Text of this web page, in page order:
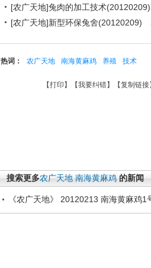
[农广天地]兔肉的加工技术(20120209)
[农广天地]新型环保兔舍(20120209)
热词： 农广天地 南海黄麻鸡 养殖 技术
【打印 】【我要纠错】【复制链接
搜索更多农广天地 南海黄麻鸡 的新闻
《农广天地》 20120213 南海黄麻鸡1